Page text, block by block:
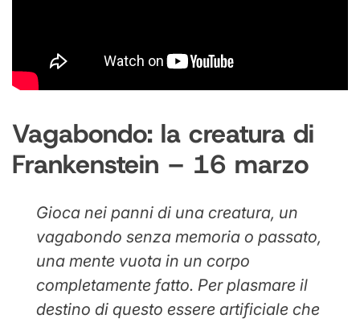
Vagabondo: la creatura di
Frankenstein – 16 marzo
Gioca nei panni di una creatura, un
vagabondo senza memoria o passato,
una mente vuota in un corpo
completamente fatto. Per plasmare il
destino di questo essere artificiale che